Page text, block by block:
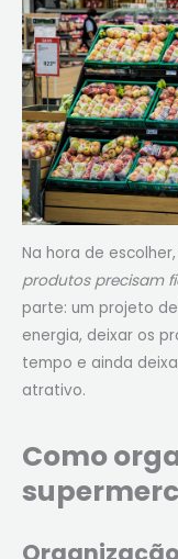
Na hora de
produtos precisam
parte: um projeto
energia, deixar os
tempo e ainda
atrativo.
Como